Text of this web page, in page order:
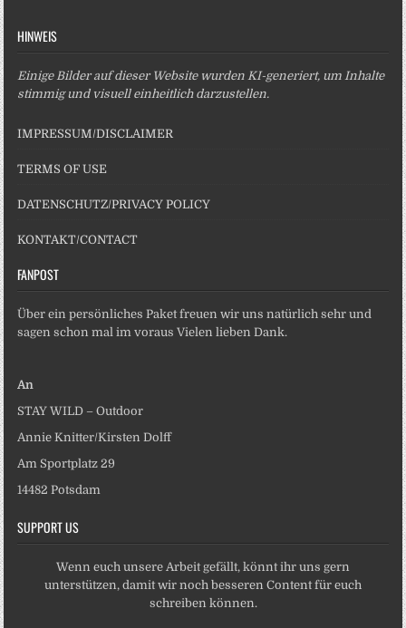
HINWEIS
Einige Bilder auf dieser Website wurden KI-generiert, um Inhalte
stimmig und visuell einheitlich darzustellen.
IMPRESSUM/DISCLAIMER
TERMS OF USE
DATENSCHUTZ/PRIVACY POLICY
KONTAKT/CONTACT
FANPOST
Über ein persönliches Paket freuen wir uns natürlich sehr und
sagen schon mal im voraus Vielen lieben Dank.
An
STAY WILD – Outdoor
Annie Knitter/Kirsten Dolff
Am Sportplatz 29
14482 Potsdam
SUPPORT US
Wenn euch unsere Arbeit gefällt, könnt ihr uns gern
unterstützen, damit wir noch besseren Content für euch
schreiben können.